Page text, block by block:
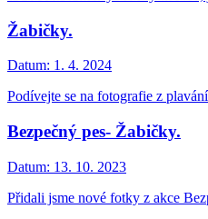
Žabičky.
Datum: 1. 4. 2024
Podívejte se na fotografie z
Bezpečný pes- Žabičky.
Datum: 13. 10. 2023
Přidali jsme nové fotky z akce